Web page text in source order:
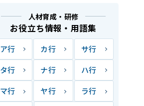
人材育成・研修
お役立ち情報・用語集
ア行 カ行 サ行
タ行 ナ行 ハ行
マ行 ヤ行 ラ行